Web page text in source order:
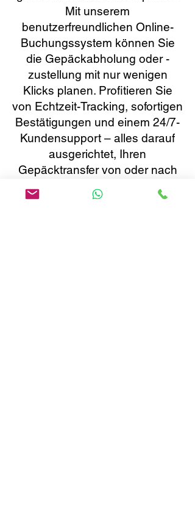
Mit unserem
benutzerfreundlichen Online-
Buchungssystem können Sie
die Gepäckabholung oder -
zustellung mit nur wenigen
Klicks planen. Profitieren Sie
von Echtzeit-Tracking, sofortigen
Bestätigungen und einem 24/7-
Kundensupport – alles darauf
ausgerichtet, Ihren
Gepäcktransfer von oder nach
Penzance so reibungslos und
stressfrei wie möglich zu